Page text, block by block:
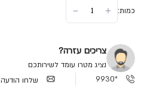
כמות:
צריכים עזרה?
נציג מטרו עומד לשירותכם
*9930
שלחו הודעה